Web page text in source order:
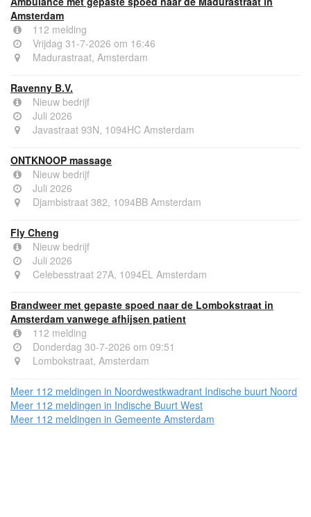
Amsterdam
112 melding
Vrijdag 31-7-2026 om 16:46
Madurastraat, Amsterdam
Ravenny B.V.
Nieuw bedrijf
Juli 2026
Javastraat 93N, 1094HC Amsterdam
ONTKNOOP massage
Nieuw bedrijf
Juli 2026
Djambistraat 382, 1094BB Amsterdam
Fly Cheng
Nieuw bedrijf
Juli 2026
Celebesstraat 27A, 1094EL Amsterdam
Brandweer met gepaste spoed naar de Lombokstraat in
Amsterdam vanwege afhijsen patient
112 melding
Donderdag 30-7-2026 om 09:51
Lombokstraat, Amsterdam
Meer 112 meldingen in Noordwestkwadrant Indische buurt Noord
Meer 112 meldingen in Indische Buurt West
Meer 112 meldingen in Gemeente Amsterdam